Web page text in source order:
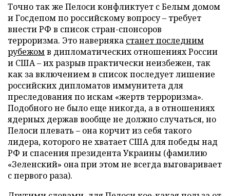
Точно так же Пелоси конфликтует с Белым домом
и Госдепом по российскому вопросу – требует
внести РФ в список стран-спонсоров
терроризма. Это наверняка станет последним
рубежомв дипломатических отношениях России
и США – их разрыв практически неизбежен, так
как за включением в список последует лишение
российских дипломатов иммунитета для
преследования по искам «жертв терроризма».
Подобного не было еще никогда, а в отношениях
ядерных держав вообще не должно случаться, но
Пелоси плевать – она корчит из себя такого
лидера, которого не хватает США для победы над
РФ и спасения президента Украины (фамилию
«Зеленский» она при этом не всегда выговаривает
с первого раза).